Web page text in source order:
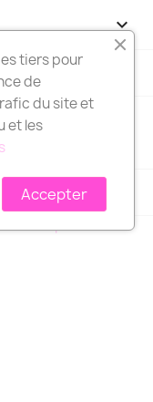

tiers pour
de
du site et
et les
Accepter